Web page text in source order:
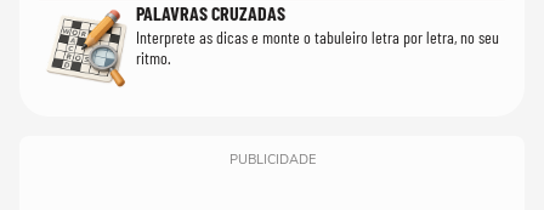
PALAVRAS CRUZADAS
Interprete as dicas e monte o tabuleiro letra por letra, no seu
ritmo.
PUBLICIDADE